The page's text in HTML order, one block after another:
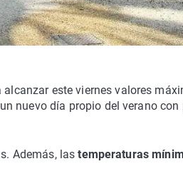
alcanzar este viernes valores
nuevo día propio del verano
Además, lastemperaturas